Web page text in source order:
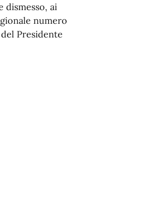
ai
numero
Presidente